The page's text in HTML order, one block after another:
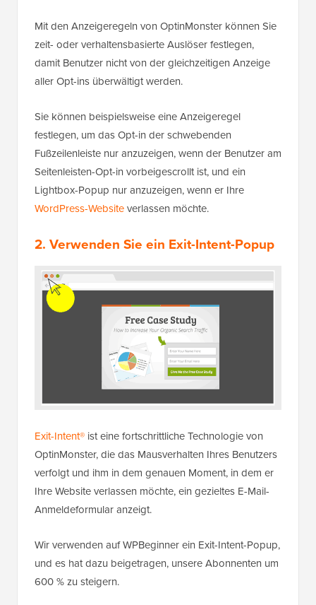
Mit den Anzeigeregeln von OptinMonster können Sie
zeit- oder verhaltensbasierte Auslöser festlegen,
damit Benutzer nicht von der gleichzeitigen Anzeige
aller Opt-ins überwältigt werden.
Sie können beispielsweise eine Anzeigeregel
festlegen, um das Opt-in der schwebenden
Fußzeilenleiste nur anzuzeigen, wenn der Benutzer am
Seitenleisten-Opt-in vorbeigescrollt ist, und ein
Lightbox-Popup nur anzuzeigen, wenn er Ihre
WordPress-Websiteverlassen möchte.
2. Verwenden Sie ein Exit-Intent-Popup
Exit-Intent® ist eine fortschrittliche Technologie von
OptinMonster, die das Mausverhalten Ihres Benutzers
verfolgt und ihm in dem genauen Moment, in dem er
Ihre Website verlassen möchte, ein gezieltes E-Mail-
Anmeldeformular anzeigt.
Wir verwenden auf WPBeginner ein Exit-Intent-Popup,
und es hat dazu beigetragen, unsere Abonnenten um
600 % zu steigern.